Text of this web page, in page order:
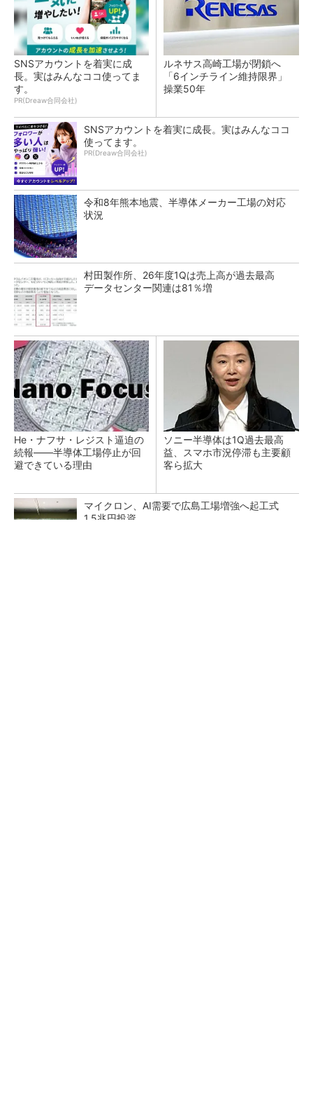
SNSアカウントを着実に成
長。実はみんなココ使ってま
す。
PR(Dreaw合同会社)
ルネサス高崎工場が閉鎖へ
「6インチライン維持限界」
操業50年
SNSアカウントを着実に成長。実はみんなココ
使ってます。
PR(Dreaw合同会社)
令和8年熊本地震、半導体メーカー工場の対応
状況
村田製作所、26年度1Qは売上高が過去最高
データセンター関連は81％増
He・ナフサ・レジスト逼迫の
続報――半導体工場停止が回
避できている理由
ソニー半導体は1Q過去最高
益、スマホ市況停滞も主要顧
客ら拡大
マイクロン、AI需要で広島工場増強へ起工式
1.5兆円投資